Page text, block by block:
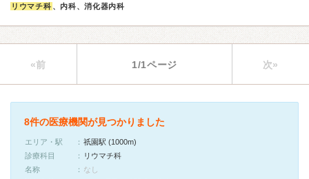
リウマチ科 、内科、消化器内科
«前 1/1ページ 次»
8件の医療機関が見つかりました
エリア・駅
祇園駅 (1000m)
診療科目
リウマチ科
名称
なし